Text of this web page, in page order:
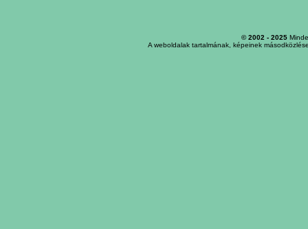
© 2002 - 2025
A weboldalak tartalmának, képeinek